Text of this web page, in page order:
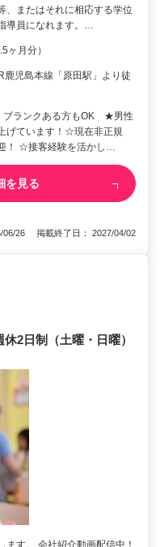
、またはそれに相応する学位
導員になれます。…
ヶ月分）
児島本線「原田駅」より徒
ブランクある方もOK ★男性
げています！☆現在非正規
！ ☆接客経験を活かし…
を見る
06/26 掲載終了日： 2027/04/02
2日制（土曜・日曜）
す。 会社紹介動画配信中！